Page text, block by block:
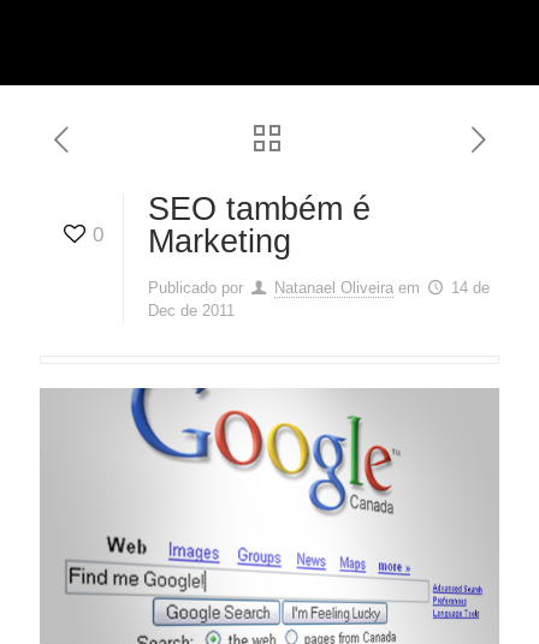
0
SEO também é
Marketing
Publicado por Natanael Oliveira em
14 de
Dec de 2011